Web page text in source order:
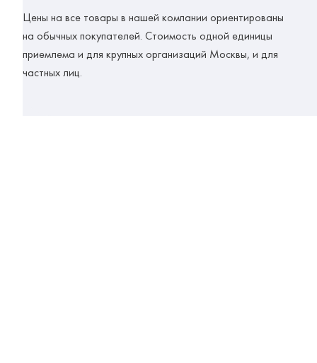
Цены на все товары в нашей компании ориентированы
на обычных покупателей. Стоимость одной единицы
приемлема и для крупных организаций Москвы, и для
частных лиц.